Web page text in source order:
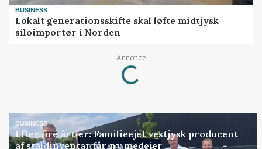
BUSINESS
Lokalt generationsskifte skal løfte midtjysk
siloimportør i Norden
Annonce
Loading...
BUSINESS
Efter fire årtier: Familieejet vestjysk producent
af staldinventar får ny medejer